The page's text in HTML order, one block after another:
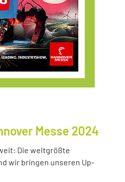
Messe 2024
Die weltgrößte
wir bringen unseren Up-